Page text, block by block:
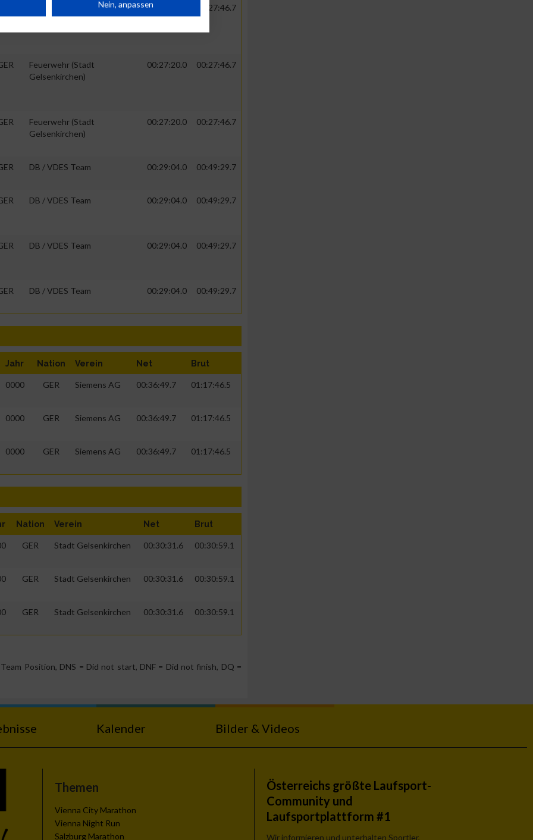
Gelsenkirchen)
00:27:20.0 00:27:46.7
Feuerwehr (Stadt
Gelsenkirchen)
00:27:20.0 00:27:46.7
Feuerwehr (Stadt
Gelsenkirchen)
00:27:20.0 00:27:46.7
DB / VDES Team 00:29:04.0 00:49:29.7
DB / VDES Team 00:29:04.0 00:49:29.7
DB / VDES Team 00:29:04.0 00:49:29.7
DB / VDES Team 00:29:04.0 00:49:29.7
Jahr Nation Verein Net Brut
0000 GER Siemens AG 00:36:49.7 01:17:46.5
0000 GER Siemens AG 00:36:49.7 01:17:46.5
0000 GER Siemens AG 00:36:49.7 01:17:46.5
Nation Verein Net Brut
GER Stadt Gelsenkirchen 00:30:31.6 00:30:59.1
GER Stadt Gelsenkirchen 00:30:31.6 00:30:59.1
GER Stadt Gelsenkirchen 00:30:31.6 00:30:59.1
Position, DNS = Did not start, DNF = Did not finish, DQ =
Kalender Bilder & Videos
Themen
Vienna City Marathon
Vienna Night Run
Salzburg Marathon
Österreichs größte Laufsport-
Community und
Laufsportplattform #1
Wir informieren und unterhalten Sportler,
von Daten aus
Nein, anpassen